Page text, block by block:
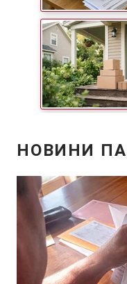
Реклама на сайті
Моніторинг